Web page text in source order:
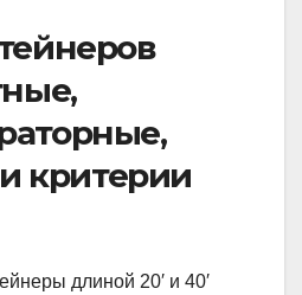
критерии
длиной 20′ и 40′